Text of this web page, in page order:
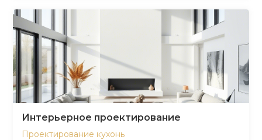
Интерьерное проектирование
Проектирование кухонь